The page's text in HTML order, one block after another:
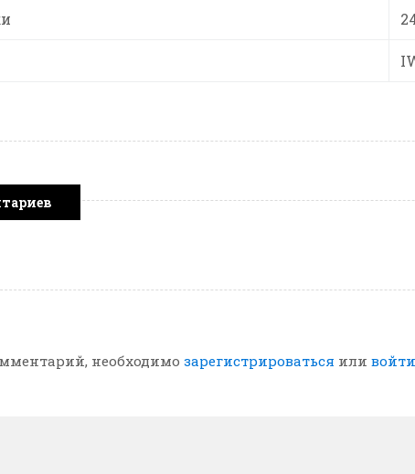
необходимо зарегистрироваться или войти